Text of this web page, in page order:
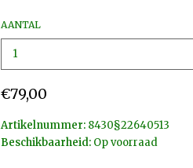
AANTAL
€79,00
Artikelnummer: 8430§22640513
Beschikbaarheid: Op voorraad